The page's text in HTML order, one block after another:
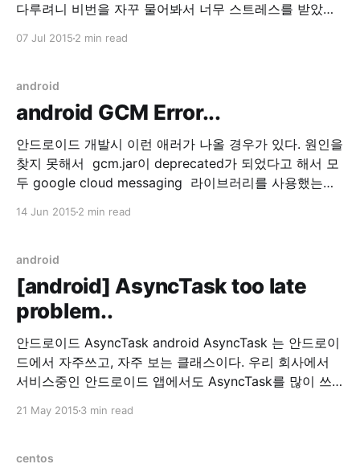
다루려니 비번을 자꾸 물어봐서 너무 스트레스를 받았다.
을 입력하고 위
07 Jul 2015 2 min read
android
android GCM Error...
안드로이드 개발시 이런 애러가 나올 경우가 있다. 원인을
찾지 못해서 gcm.jar이 deprecated가 되었다고 해서 모
두 google cloud messaging 라이브러리를 사용했는데
to return result during a non-ordered broadcast 06-
12 14:44:43.553:
14 Jun 2015 2 min read
android
[android] AsyncTask too late
problem..
안드로이드 AsyncTask android AsyncTask 는 안드로이
드에서 자주쓰고, 자주 보는 클래스이다. 우리 회사에서
서비스중인 안드로이드 앱에서도 AsyncTask를 많이 쓰
무 느려서 원인을 찾기위해 이것저것 로그를 찍어본 결과.
느렸다. 무려 3초에서 4초정도 딜레이가 되고 있었다. 원
21 May 2015 3 min read
centos